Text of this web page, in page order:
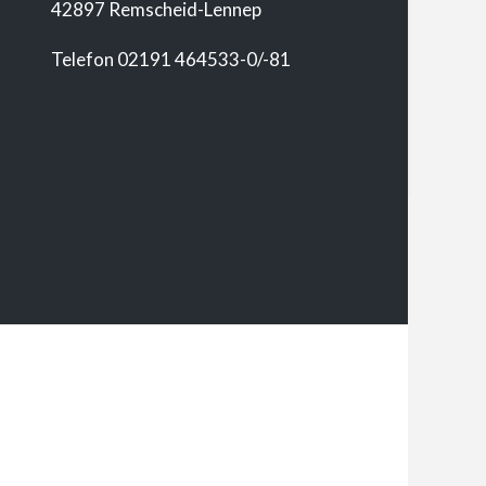
42897 Remscheid-Lennep
Telefon 02191 464533-0/-81